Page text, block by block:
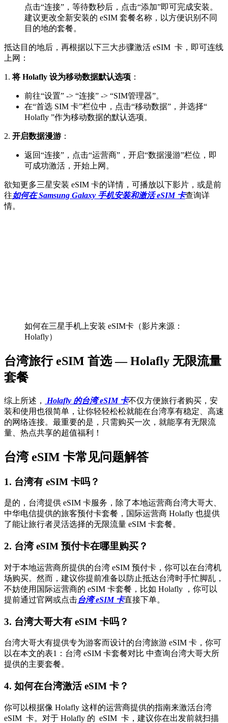
点击“连接”，等待数秒后，点击“添加”即可完成安装。
建议更改全新安装的 eSIM 套餐名称，以方便识别不同
目的地的套餐。
抵达目的地后，再根据以下三大步骤激活 eSIM 卡，即可连线
上网：
1.将 Holafly 设为移动数据默认选项 ：
前往“设置” -> “连接” -> “SIM管理器”。
在“首选 SIM 卡”栏位中，点击“移动数据”，并选择“
Holafly ”作为移动数据的默认选项。
2. 开启数据漫游 ：
返回“连接”，点击“运营商”，开启“数据漫游”栏位，即
可成功激活，开始上网。
欲知更多三星安装 eSIM 卡的详情，可播放以下影片，或是前
往如何在 Samsung Galaxy 手机安装和激活 eSIM 卡查询详
情。
如何在三星手机上安装 eSIM卡（影片来源：
Holafly）
台湾旅行 eSIM 首选 — Holafly 无限流量
套餐
综上所述， Holafly 的台湾 eSIM 卡不仅方便旅行者购买，安
装和使用也很简单，让你轻轻松松就能在台湾享有稳定、高速
的网络连接。最重要的是，只需购买一次，就能享有无限流
量、热点共享的超值福利！
台湾 eSIM 卡常见问题解答
1. 台湾有 eSIM 卡吗？
是的，台湾提供 eSIM 卡服务，除了本地运营商台湾大哥大、
中华电信提供的旅客预付卡套餐，国际运营商 Holafly 也提供
了能让旅行者灵活选择的无限流量 eSIM 卡套餐。
2. 台湾 eSIM 预付卡在哪里购买？
对于本地运营商所提供的台湾 eSIM 预付卡，你可以在台湾机
场购买。然而，建议你提前准备以防止抵达台湾时手忙脚乱，
不妨使用国际运营商的 eSIM 卡套餐，比如 Holafly ，你可以
提前通过官网或点击台湾 eSIM 卡直接下单。
3. 台湾大哥大有 eSIM 卡吗？
台湾大哥大有提供专为游客而设计的台湾旅游 eSIM 卡，你可
以在本文的表1：台湾 eSIM 卡套餐对比 中查询台湾大哥大所
提供的主要套餐。
4. 如何在台湾激活 eSIM 卡？
你可以根据像 Holafly 这样的运营商提供的指南来激活台湾
eSIM 卡。对于 Holafly 的 eSIM 卡，建议你在出发前就扫描